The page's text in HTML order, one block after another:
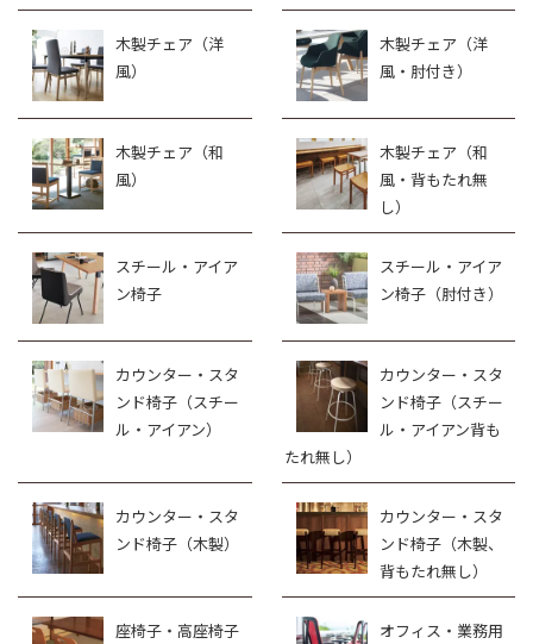
木製チェア（洋
風）
木製チェア（洋
風・肘付き）
木製チェア（和
風）
木製チェア（和
風・背もたれ無
し）
スチール・アイア
ン椅子
スチール・アイア
ン椅子（肘付き）
カウンター・スタ
ンド椅子（スチー
ル・アイアン）
カウンター・スタ
ンド椅子（スチー
ル・アイアン背も
たれ無し）
カウンター・スタ
ンド椅子（木製）
カウンター・スタ
ンド椅子（木製、
背もたれ無し）
座椅子・高座椅子
オフィス・業務用